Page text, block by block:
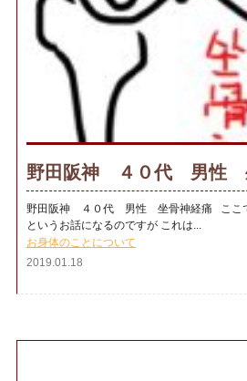
野田阪神 ４０代 男性
野田阪神 ４０代 男性 坐骨神経痛 ここで
というお話になるのですが これは...
お身体のことについて
2019.01.18